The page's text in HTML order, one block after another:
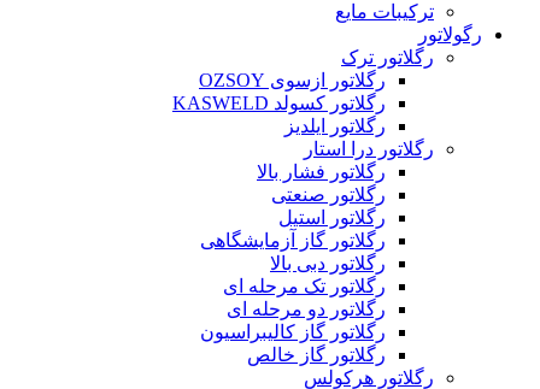
ترکیبات مایع
رگولاتور
رگلاتور ترک
رگلاتور ازسوی OZSOY
رگلاتور کسولد KASWELD
رگلاتور ایلدیز
رگلاتور درا استار
رگلاتور فشار بالا
رگلاتور صنعتی
رگلاتور استیل
رگلاتور گاز آزمایشگاهی
رگلاتور دبی بالا
رگلاتور تک مرحله ای
رگلاتور دو مرحله ای
رگلاتور گاز کالیبراسیون
رگلاتور گاز خالص
رگلاتور هرکولس